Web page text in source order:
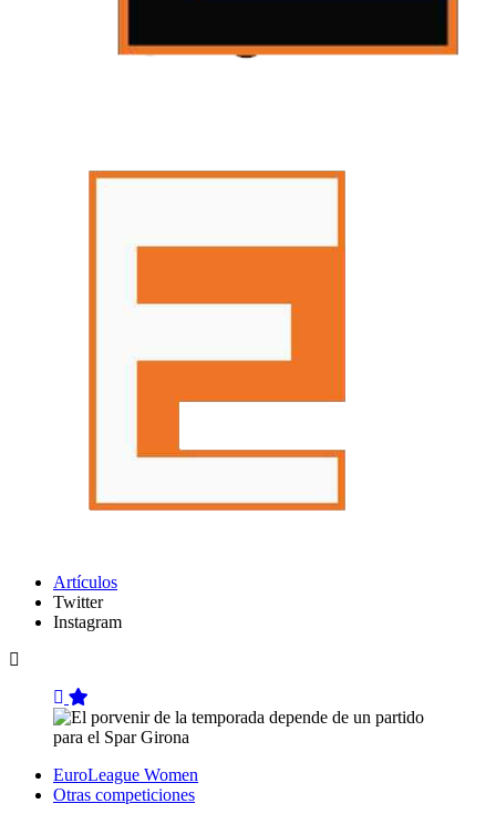
Artículos
Twitter
Instagram
EuroLeague Women
Otras competiciones